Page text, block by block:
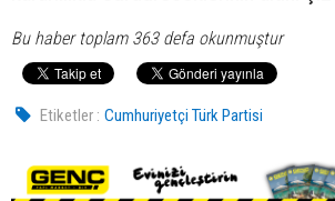
Bu haber toplam 363 defa okunmuştur
Etiketler : Cumhuriyetçi Türk Partisi